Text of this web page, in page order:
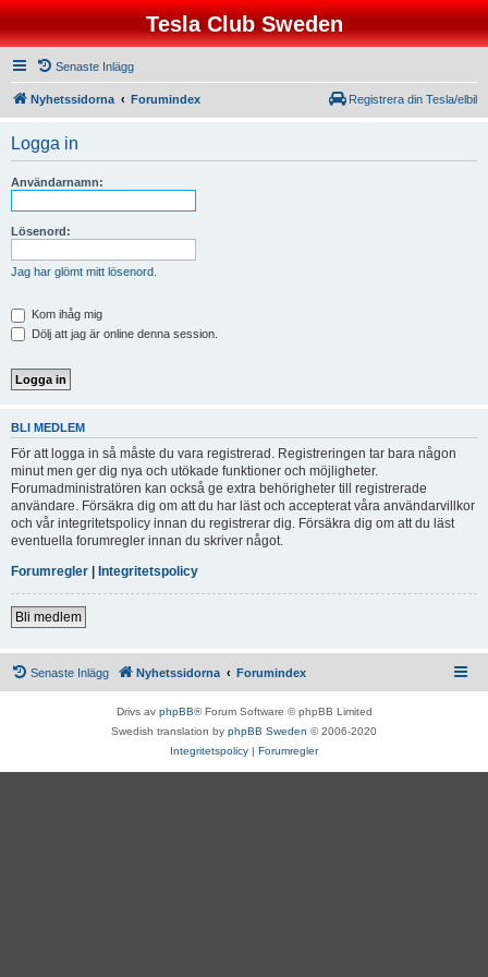
Tesla Club Sweden
Senaste Inlägg
Nyhetssidorna Forumindex Registrera din Tesla/elbil
Logga in
Användarnamn:
Lösenord:
Jag har glömt mitt lösenord.
Kom ihåg mig
Dölj att jag är online denna session.
BLI MEDLEM
För att logga in så måste du vara registrerad. Registreringen tar bara någon
minut men ger dig nya och utökade funktioner och möjligheter.
Forumadministratören kan också ge extra behörigheter till registrerade
användare. Försäkra dig om att du har läst och accepterat våra användarvillkor
och vår integritetspolicy innan du registrerar dig. Försäkra dig om att du läst
eventuella forumregler innan du skriver något.
Forumregler | Integritetspolicy
Bli medlem
Senaste Inlägg Nyhetssidorna Forumindex
Drivs av phpBB® Forum Software © phpBB Limited
Swedish translation by phpBB Sweden © 2006-2020
Integritetspolicy | Forumregler